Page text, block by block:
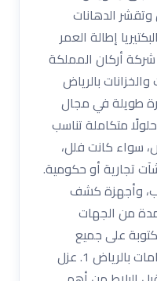
الدهانات
إطالة العمر
شركة أركان المملكة
بالرياض
طويلة في مجال
متكاملة تناسب
سواء كانت فلل،
تجارية أو حكومية.
وأجهزة كشف
من الجهات
على جميع
أعمال العزل. خدمات عزل الحمامات بالرياض 1. عزل